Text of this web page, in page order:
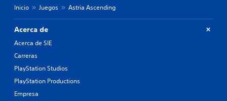
Inicio Juegos Astria Ascending
Acerca de
Acerca de SIE
Carreras
PlayStation Studios
PlayStation Productions
Empresa